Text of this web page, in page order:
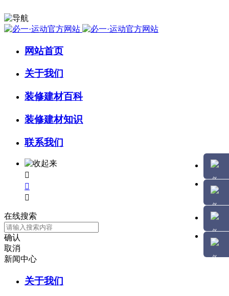
网站首页
关于我们
装修建材百科
装修建材知识
联系我们



在线搜索
确认
取消
新闻中心
关于我们